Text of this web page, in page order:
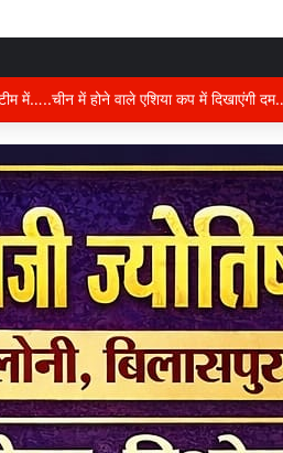
जांच में जुटी पुलिस,